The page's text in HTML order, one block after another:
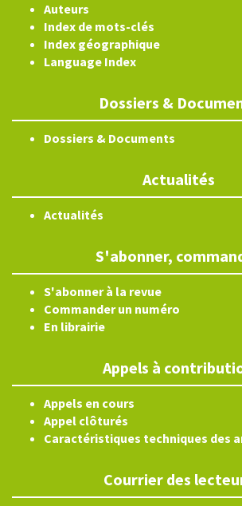
Auteurs
Index de mots-clés
Index géographique
Language Index
Dossiers &
Dossiers & Documents
Actualités
Actualités
S'abonner,
S'abonner à la revue
Commander un numéro
En librairie
Appels à
Appels en cours
Appel clôturés
Caractéristiques techniques des
Courrier des